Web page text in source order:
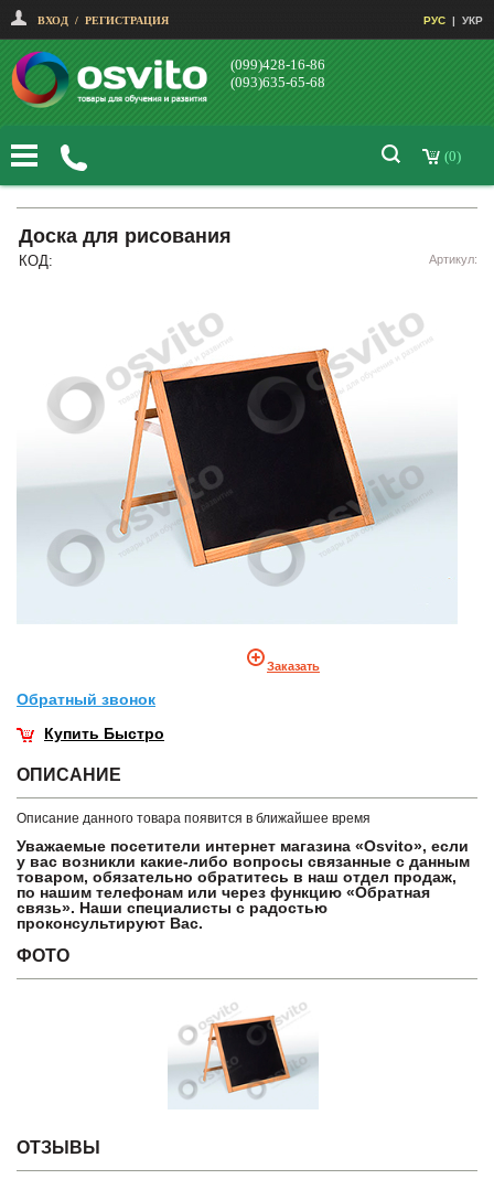
ВХОД / РЕГИСТРАЦИЯ РУС | УКР
(099)428-16-86
(093)635-65-68
(0)
Доска для рисования
КОД: Артикул:
Заказать
Обратный звонок
Купить Быстро
ОПИСАНИЕ
Описание данного товара появится в ближайшее время
Уважаемые посетители интернет магазина «Osvito», если
у вас возникли какие-либо вопросы связанные с данным
товаром, обязательно обратитесь в наш отдел продаж,
по нашим телефонам или через функцию «Обратная
связь». Наши специалисты с радостью
проконсультируют Вас.
ФОТО
ОТЗЫВЫ